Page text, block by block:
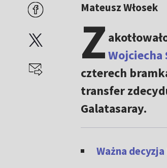
Mateusz Włosek
ZWojciecha
czterech
transfer
Galatasaray.
Ważna